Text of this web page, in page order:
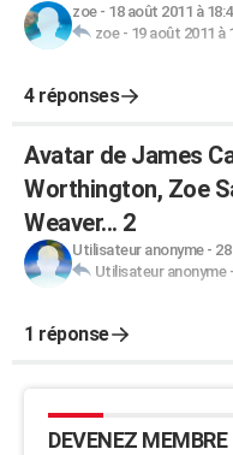
zoe- 18 août 2011 à
zoe- 19 août 2011 à
4 réponses
Avatar de James
Worthington, Zoe
Weaver... 2
Utilisateur anonyme-
Utilisateur anonyme-
1 réponse
DEVENEZ